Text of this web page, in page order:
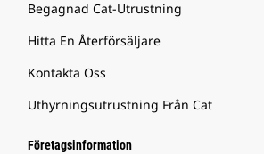
Begagnad Cat-Utrustning
Hitta En Återförsäljare
Kontakta Oss
Uthyrningsutrustning Från Cat
Företagsinformation